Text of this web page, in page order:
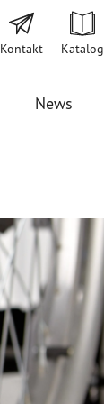
Kontakt Katalog
News